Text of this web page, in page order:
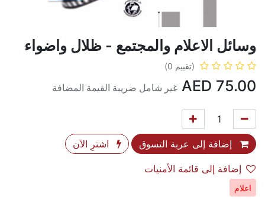
وسائل الاعلام والمجتمع - ظلال واضواء
(تقييم 0)
75.00 غير شامل ضريبة القيمة المضافة
إضافة إلى عربة التسوق اشترِ الآن
إضافة إلى قائمة الأمنيات
اعلام